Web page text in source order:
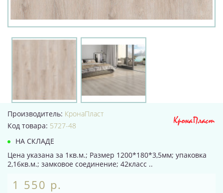
Производитель: КронаПласт
Код товара: 5727-48
НА СКЛАДЕ
Цена указана за 1кв.м.; Размер 1200*180*3,5мм; упаковка
2,16кв.м.; замковое соединение; 42класс ..
1 550 р.